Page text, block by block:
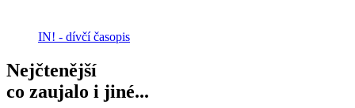
IN! - dívčí časopis
Nejčtenější
co zaujalo i jiné...